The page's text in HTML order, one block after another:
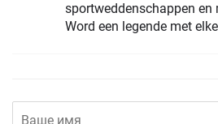
sportweddenschappen en
Word een legende met